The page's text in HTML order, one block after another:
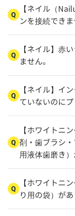
Q
【ネイル（
ンを接続できま
Q
【ネイル】赤
ません。
Q
【ネイル】イ
ていないのにプ
Q
【ホワイトニ
剤・歯ブラシ
用液体歯磨き）
Q
【ホワイトニ
り用の袋）があ